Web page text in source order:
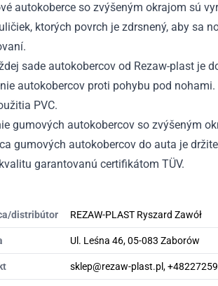
autokoberce so zvýšeným okrajom sú
ktorých povrch je zdrsnený, aby sa
sade autokobercov od Rezaw-plast je
autokobercov proti pohybu pod
PVC.
gumových autokobercov so zvýšeným
gumových autokobercov do auta je
garantovanú certifikátom TÜV.
distribútor REZAW-PLAST Ryszard Zawół
Ul. Leśna 46, 05-083 Zaborów
sklep@rezaw-plast.pl,